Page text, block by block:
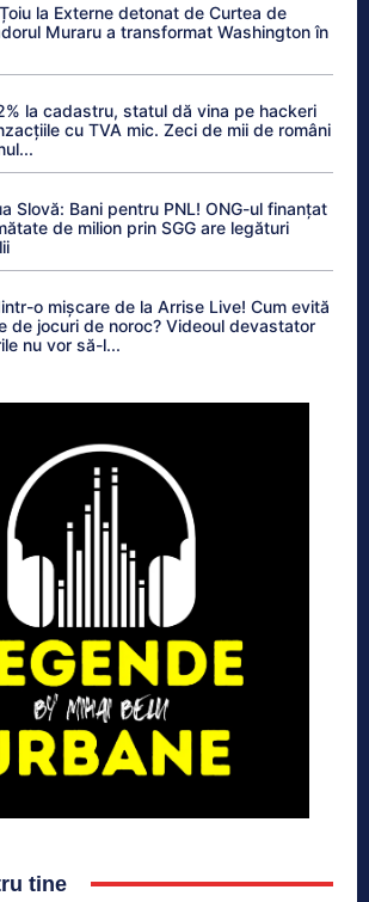
la Externe detonat de Curtea de
Muraru a transformat Washington în
la cadastru, statul dă vina pe hackeri
cu TVA mic. Zeci de mii de români
Slovă: Bani pentru PNL! ONG-ul finanțat
de milion prin SGG are legături
o mișcare de la Arrise Live! Cum evită
de jocuri de noroc? Videoul devastator
nu vor să-l...
tine